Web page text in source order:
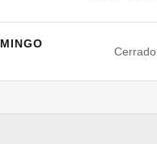
Cerrado